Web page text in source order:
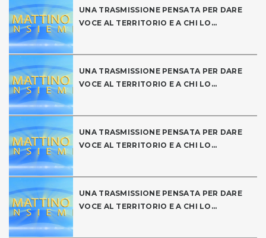
UNA TRASMISSIONE PENSATA PER DARE
VOCE AL TERRITORIO E A CHI LO...
UNA TRASMISSIONE PENSATA PER DARE
VOCE AL TERRITORIO E A CHI LO...
UNA TRASMISSIONE PENSATA PER DARE
VOCE AL TERRITORIO E A CHI LO...
UNA TRASMISSIONE PENSATA PER DARE
VOCE AL TERRITORIO E A CHI LO...